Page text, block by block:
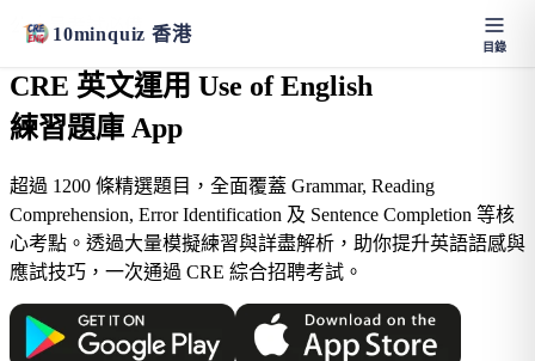
10minquiz 香港
目錄
公務員考試必備
CRE 英文運用 Use of English
練習題庫 App
超過 1200 條精選題目，全面覆蓋 Grammar, Reading
Comprehension, Error Identification 及 Sentence Completion 等核
心考點。透過大量模擬練習與詳盡解析，助你提升英語語感與
應試技巧，一次通過 CRE 綜合招聘考試。